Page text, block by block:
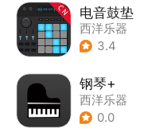
电音鼓垫
西洋乐器
3.4
钢琴+
西洋乐器
0.0